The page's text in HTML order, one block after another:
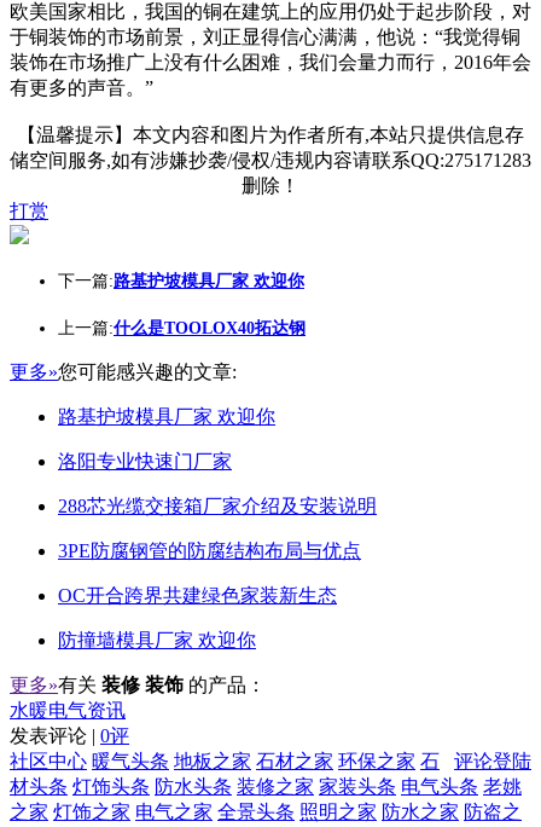
欧美国家相比，我国的铜在建筑上的应用仍处于起步阶段，对
于铜装饰的市场前景，刘正显得信心满满，他说：“我觉得铜
装饰在市场推广上没有什么困难，我们会量力而行，2016年会
有更多的声音。”
【温馨提示】本文内容和图片为作者所有,本站只提供信息存
储空间服务,如有涉嫌抄袭/侵权/违规内容请联系QQ:275171283
删除！
打赏
下一篇:路基护坡模具厂家 欢迎你
上一篇:什么是TOOLOX40拓达钢
更多»您可能感兴趣的文章:
路基护坡模具厂家 欢迎你
洛阳专业快速门厂家
288芯光缆交接箱厂家介绍及安装说明
3PE防腐钢管的防腐结构布局与优点
OC开合跨界共建绿色家装新生态
防撞墙模具厂家 欢迎你
更多»有关 装修 装饰 的产品：
水暖电气资讯
发表评论 | 0评
评论登陆
社区中心 暖气头条 地板之家 石材之家 环保之家 石
材头条 灯饰头条 防水头条 装修之家 家装头条 电气头条 老姚
之家 灯饰之家 电气之家 全景头条 照明之家 防水之家 防盗之